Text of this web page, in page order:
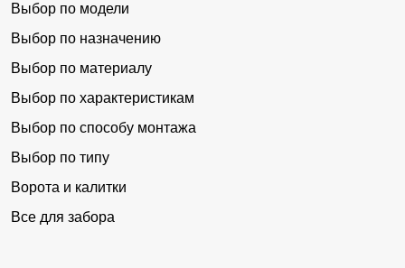
Выбор по модели
Выбор по назначению
Выбор по материалу
Выбор по характеристикам
Выбор по способу монтажа
Выбор по типу
Ворота и калитки
Все для забора